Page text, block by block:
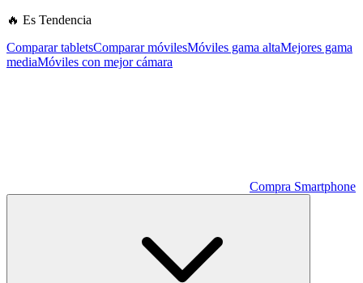
🔥 Es Tendencia
Comparar tabletsComparar móvilesMóviles gama altaMejores gama
mediaMóviles con mejor cámara
Compra Smartphone